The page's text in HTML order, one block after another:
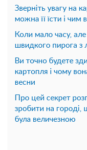
Зверніть увагу на
можна її їсти і чим
Коли мало часу,
швидкого пирога з
Ви точно будете
картопля і чому
весни
Про цей секрет
зробити на городі,
була величезною